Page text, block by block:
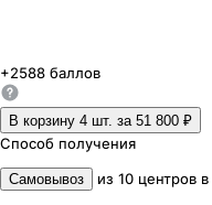
+2588 баллов
В корзину 4 шт. за 51 800 ₽
Способ получения
Самовывоз из 10 центров в